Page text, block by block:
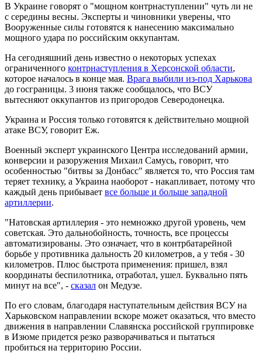
В Украине говорят о "мощном контрнаступлении" чуть ли не
с середины весны. Эксперты и чиновники уверены, что
Вооруженные силы готовятся к нанесению максимально
мощного удара по российским оккупантам.
На сегодняшний день известно о некоторых успехах
ограниченного контрнаступления в Херсонской области,
которое началось в конце мая. Врага выбили из-под Харькова
до госграницы. 3 июня также сообщалось, что ВСУ
вытесняют оккупантов из пригородов Северодонецка.
Украина и Россия только готовятся к действительно мощной
атаке ВСУ, говорит Еж.
Военный эксперт украинского Центра исследований армии,
конверсии и разоружения Михаил Самусь, говорит, что
особенностью "битвы за Донбасс" является то, что Россия там
теряет технику, а Украина наоборот - накапливает, потому что
каждый день прибывает все больше и больше западной
артиллерии.
"Натовская артиллерия - это немножко другой уровень, чем
советская. Это дальнобойность, точность, все процессы
автоматизированы. Это означает, что в контрбатарейной
борьбе у противника дальность 20 километров, а у тебя - 30
километров. Плюс быстрота применения: пришел, взял
координаты беспилотника, отработал, ушел. Буквально пять
минут на все", - сказал он Медузе.
По его словам, благодаря наступательным действия ВСУ на
Харьковском направлении вскоре может оказаться, что вместо
движения в направлении Славянска российской группировке
в Изюме придется резко разворачиваться и пытаться
пробиться на территорию России.